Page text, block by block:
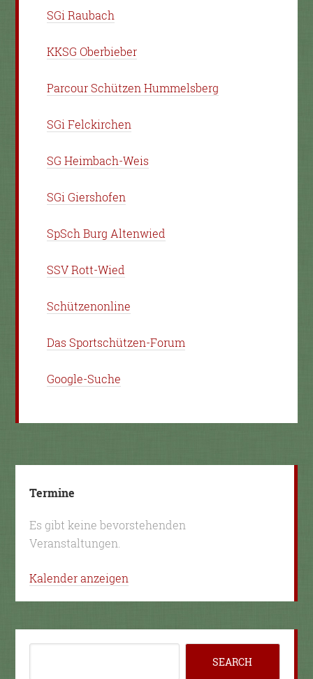
SGi Raubach
KKSG Oberbieber
Parcour Schützen Hummelsberg
SGi Felckirchen
SG Heimbach-Weis
SGi Giershofen
SpSch Burg Altenwied
SSV Rott-Wied
Schützenonline
Das Sportschützen-Forum
Google-Suche
Termine
Es gibt keine bevorstehenden
Veranstaltungen.
Kalender anzeigen